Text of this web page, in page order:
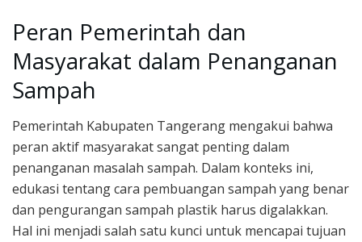
Peran Pemerintah dan
Masyarakat dalam Penanganan
Sampah
Pemerintah Kabupaten Tangerang mengakui bahwa
peran aktif masyarakat sangat penting dalam
penanganan masalah sampah. Dalam konteks ini,
edukasi tentang cara pembuangan sampah yang benar
dan pengurangan sampah plastik harus digalakkan.
Hal ini menjadi salah satu kunci untuk mencapai tujuan